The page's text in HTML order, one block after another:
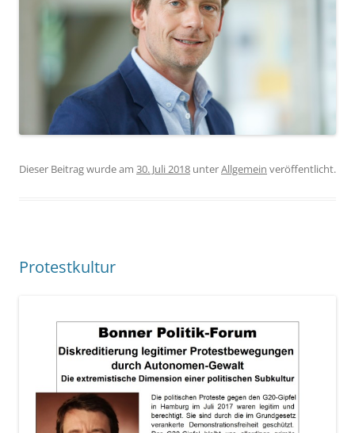
Dieser Beitrag wurde am 30. Juli 2018 unterAllgemein veröffentlicht.
Protestkultur